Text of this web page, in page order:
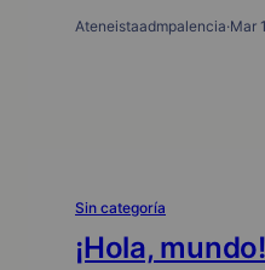
Ateneistaadmpalencia·Mar
Sin categoría
¡Hola, mundo!